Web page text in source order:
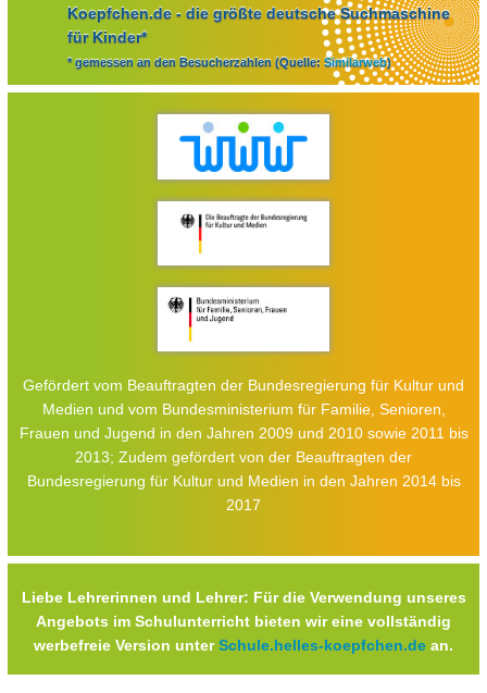
Koepfchen.de - die größte deutsche Suchmaschine
für Kinder*
* gemessen an den Besucherzahlen (Quelle: Similarweb)
Gefördert vom Beauftragten der Bundesregierung für Kultur und
Medien und vom Bundesministerium für Familie, Senioren,
Frauen und Jugend in den Jahren 2009 und 2010 sowie 2011 bis
2013; Zudem gefördert von der Beauftragten der
Bundesregierung für Kultur und Medien in den Jahren 2014 bis
2017
Liebe Lehrerinnen und Lehrer: Für die Verwendung unseres
Angebots im Schulunterricht bieten wir eine vollständig
werbefreie Version unterSchule.helles-koepfchen.de an.